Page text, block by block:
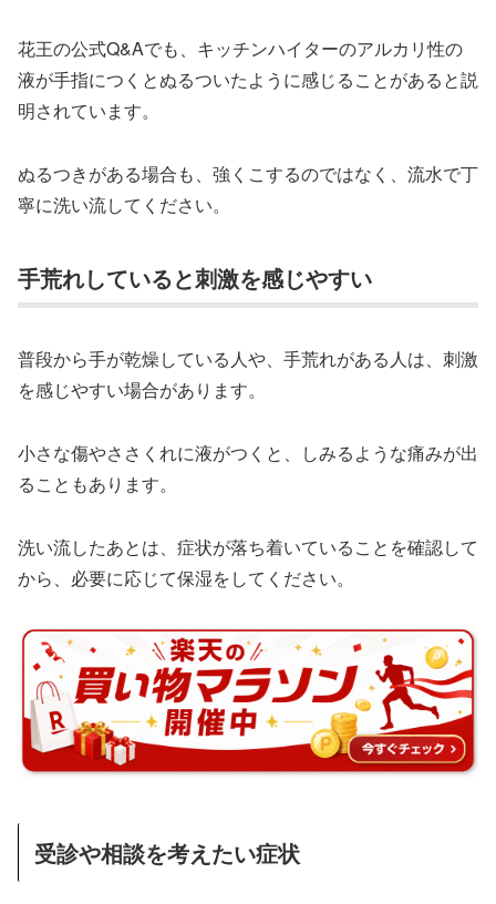
花王の公式Q&Aでも、キッチンハイターのアルカリ性の
液が手指につくとぬるついたように感じることがあると説
明されています。
ぬるつきがある場合も、強くこするのではなく、流水で丁
寧に洗い流してください。
手荒れしていると刺激を感じやすい
普段から手が乾燥している人や、手荒れがある人は、刺激
を感じやすい場合があります。
小さな傷やささくれに液がつくと、しみるような痛みが出
ることもあります。
洗い流したあとは、症状が落ち着いていることを確認して
から、必要に応じて保湿をしてください。
受診や相談を考えたい症状